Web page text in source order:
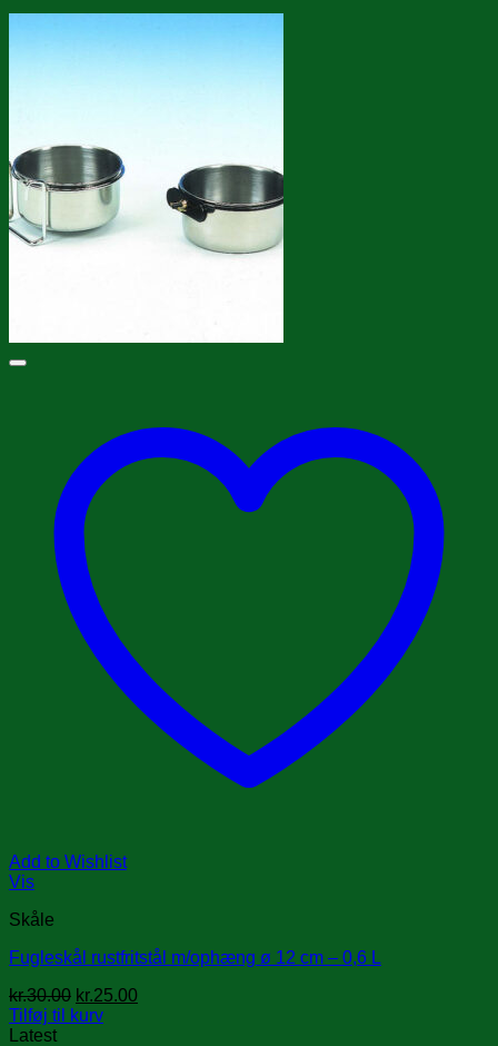
Add to Wishlist
Vis
Skåle
Fugleskål rustfritstål m/ophæng ø 12 cm – 0,6 L
kr.30.00 Den
oprindelige
kr.25.00Den
Tilføj til kurv
Latest